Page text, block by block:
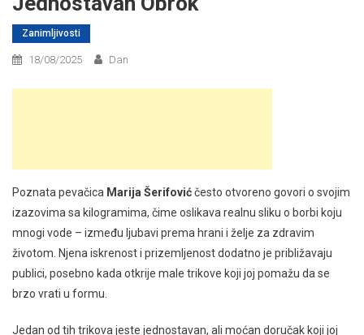
Zanimljivosti
18/08/2025 Dan
Poznata pevačica Marija Šerifovićčesto otvoreno govori o svojim
izazovima sa kilogramima, čime oslikava realnu sliku o borbi koju
mnogi vode – između ljubavi prema hrani i želje za zdravim
životom. Njena iskrenost i prizemljenost dodatno je približavaju
publici, posebno kada otkrije male trikove koji joj pomažu da se
brzo vrati u formu.
Jedan od tih trikova jeste jednostavan, ali moćan doručak koji joj